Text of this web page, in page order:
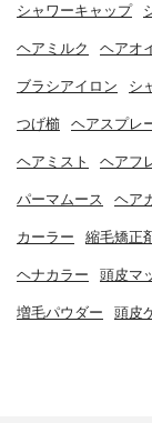
シャワーキャップ
ヘアミルク ヘアオ
ブラシアイロン シ
つげ櫛 ヘアスプレ
ヘアミスト ヘアフ
パーマムース ヘア
カーラー 縮毛矯正
ヘナカラー 頭皮マ
増毛パウダー 頭皮